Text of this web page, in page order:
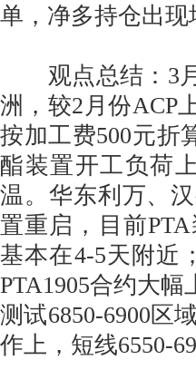
单，净多持仓出现
观点总结：3月
洲，较2月份ACP
按加工费500元折
酯装置开工负荷
温。华东利万、
置重启，目前
基本在4-5天附近
PTA1905合约大
测试6850-6900区
作上，短线6550-